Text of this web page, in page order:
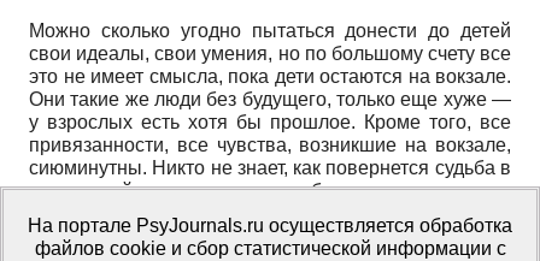
Можно сколько угодно пытаться донести до детей
свои идеалы, свои умения, но по большому счету все
это не имеет смысла, пока дети остаются на вокзале.
Они такие же люди без будущего, только еще хуже —
у взрослых есть хотя бы прошлое. Кроме того, все
привязанности, все чувства, возникшие на вокзале,
сиюминутны. Никто не знает, как повернется судьба в
следующий момент, кого убьют, кто пропадет.
Пропажа человека — дело обыкновенное. Его и не
пытаются найти — все равно бесполезно. Человек,
На портале PsyJournals.ru осуществляется обработка
файлов cookie и сбор статистической информации с